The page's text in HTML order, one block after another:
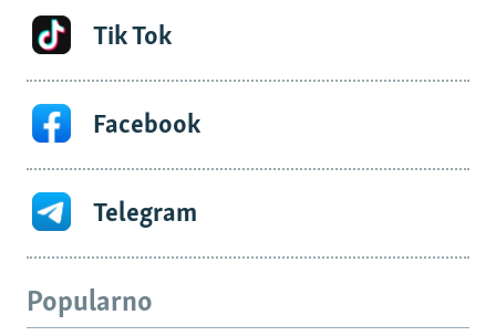
Tik Tok
Facebook
Telegram
Popularno